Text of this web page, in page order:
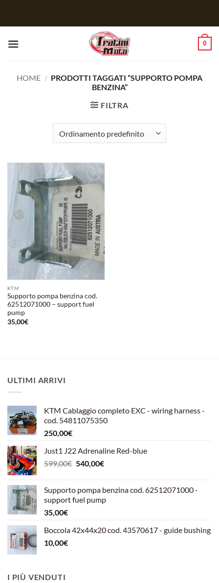
0
HOME / PRODOTTI TAGGATI “SUPPORTO POMPA
BENZINA”
FILTRA
Aggiungi
alla lista
desideri
KTM
Supporto pompa benzina cod.
62512071000 – support fuel
pump
35,00€
ULTIMI ARRIVI
KTM Cablaggio completo EXC - wiring harness -
cod. 54811075350
250,00€
Just1 J22 Adrenaline Red-blue
599,00€ Il
era:
599,00€.
540,00€Il
è:
540,00€.
Supporto pompa benzina cod. 62512071000 -
support fuel pump
35,00€
Boccola 42x44x20 cod. 43570617 - guide bushing
10,00€
I PIÙ VENDUTI